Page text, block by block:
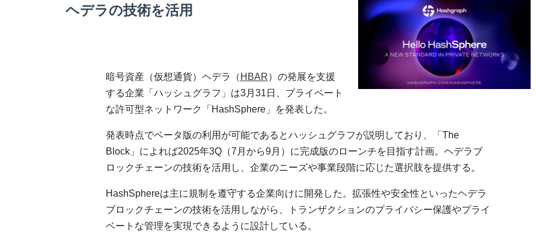
ヘデラの技術を活用
暗号資産（仮想通貨）ヘデラ（ HBAR）の発展を支援
する企業「ハッシュグラフ」は3月31日、プライベート
な許可型ネットワーク「HashSphere」を発表した。
発表時点でベータ版の利用が可能であるとハッシュグラフが説明しており、「The
Block」によれば2025年3Q（7月から9月）に完成版のローンチを目指す計画。ヘデラブ
ロックチェーンの技術を活用し、企業のニーズや事業段階に応じた選択肢を提供する。
HashSphereは主に規制を遵守する企業向けに開発した。拡張性や安全性といったヘデラ
ブロックチェーンの技術を活用しながら、トランザクションのプライバシー保護やプライ
ベートな管理を実現できるように設計している。